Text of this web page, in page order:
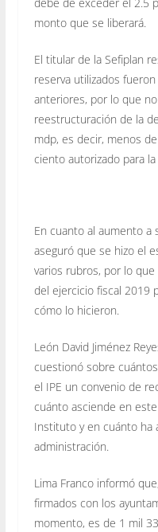
monto que se liberará.
El titular de la Sefiplan
reserva utilizados
anteriores, por lo que
reestructuración de la
mdp, es decir, menos
ciento autorizado para
En cuanto al aumento a
aseguró que se hizo el
varios rubros, por lo
del ejercicio fiscal 2019
cómo lo hicieron.
León David Jiménez
cuestionó sobre
el IPE un convenio de
cuánto asciende en
Instituto y en cuánto ha
administración.
Lima Franco informó
firmados con los
momento, es de 1 mil